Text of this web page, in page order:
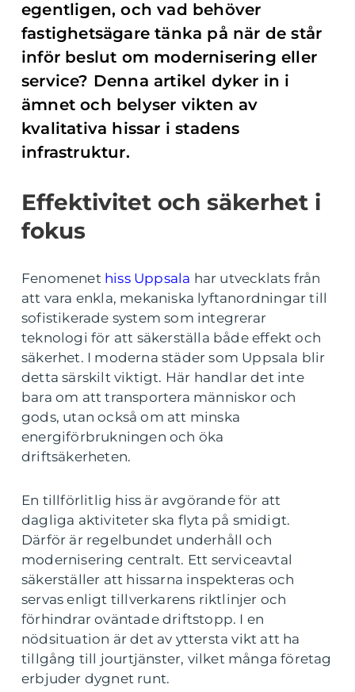
egentligen, och vad behöver
fastighetsägare tänka på när de står
inför beslut om modernisering eller
service? Denna artikel dyker in i
ämnet och belyser vikten av
kvalitativa hissar i stadens
infrastruktur.
Effektivitet och säkerhet i
fokus
Fenomenet hiss Uppsala har utvecklats från
att vara enkla, mekaniska lyftanordningar till
sofistikerade system som integrerar
teknologi för att säkerställa både effekt och
säkerhet. I moderna städer som Uppsala blir
detta särskilt viktigt. Här handlar det inte
bara om att transportera människor och
gods, utan också om att minska
energiförbrukningen och öka
driftsäkerheten.
En tillförlitlig hiss är avgörande för att
dagliga aktiviteter ska flyta på smidigt.
Därför är regelbundet underhåll och
modernisering centralt. Ett serviceavtal
säkerställer att hissarna inspekteras och
servas enligt tillverkarens riktlinjer och
förhindrar oväntade driftstopp. I en
nödsituation är det av yttersta vikt att ha
tillgång till jourtjänster, vilket många företag
erbjuder dygnet runt.